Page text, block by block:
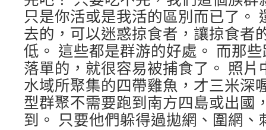
只是你活或是我活的區別而已了。
去的，可以迷惑掠食者，讓掠食者
低。 這些都是群游的好處。 而那
落單的，就很容易被捕食了。 照
水域所聚集的四帶雞魚，才三米深
型群聚不需要跑到南方四島或出國
到。 只要他們躲得過拋網、圍